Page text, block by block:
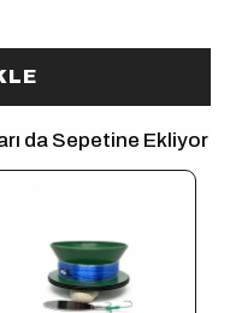
da Sepetine Ekliyor